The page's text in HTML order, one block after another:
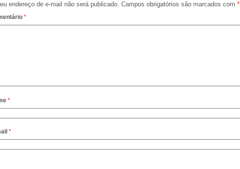
endereço de e-mail não será publicado. Campos obrigatórios são marcados com *
*
*
*